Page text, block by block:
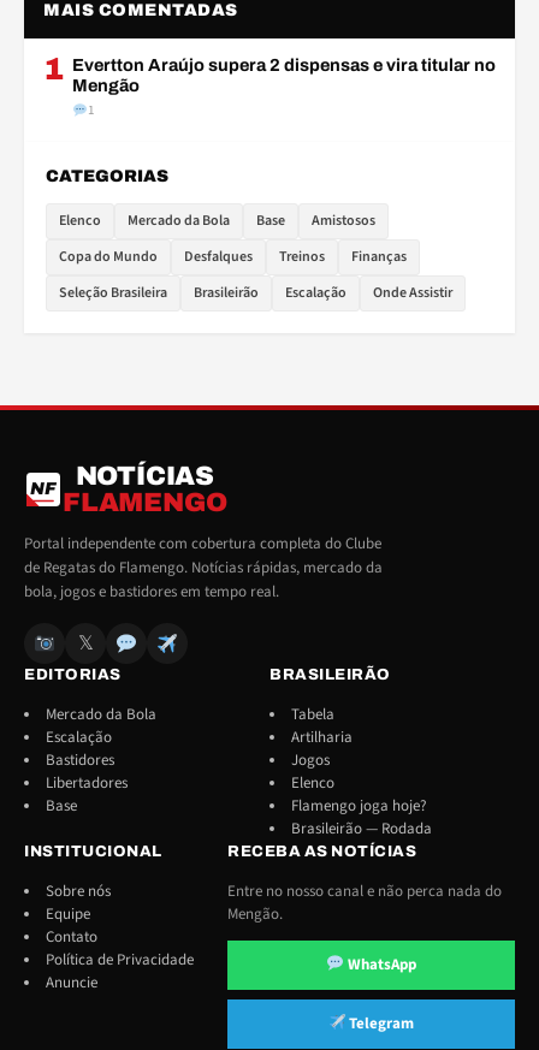
MAIS COMENTADAS
1 Evertton Araújo supera 2 dispensas e vira titular no
Mengão
1
CATEGORIAS
Elenco Mercado da Bola Base
Amistosos
Copa do Mundo
Desfalques Treinos
Finanças
Seleção Brasileira
Brasileirão Escalação Onde Assistir
NF
NOTÍCIAS
FLAMENGO
Portal independente com cobertura completa do Clube
de Regatas do Flamengo. Notícias rápidas, mercado da
bola, jogos e bastidores em tempo real.
𝕏
EDITORIAS
Mercado da Bola
Escalação
Bastidores
Libertadores
Base
BRASILEIRÃO
Tabela
Artilharia
Jogos
Elenco
Flamengo joga hoje?
Brasileirão — Rodada
INSTITUCIONAL
Sobre nós
Equipe
Contato
Política de Privacidade
Anuncie
RECEBA AS NOTÍCIAS
Entre no nosso canal e não perca nada do
Mengão.
WhatsApp
Telegram